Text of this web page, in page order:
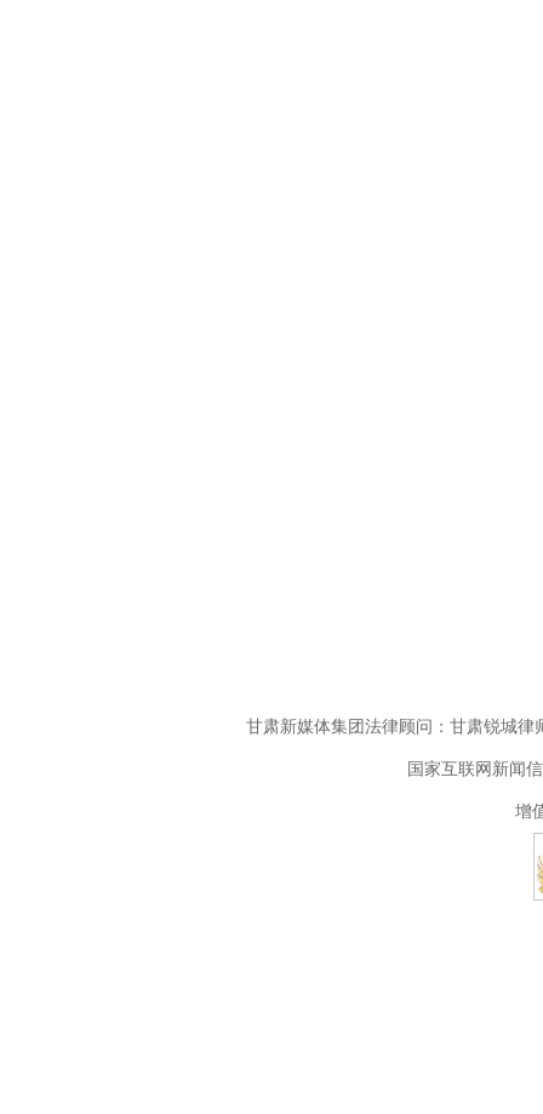
甘肃新媒体集团法律顾问：甘肃锐
国家互联网新闻
增